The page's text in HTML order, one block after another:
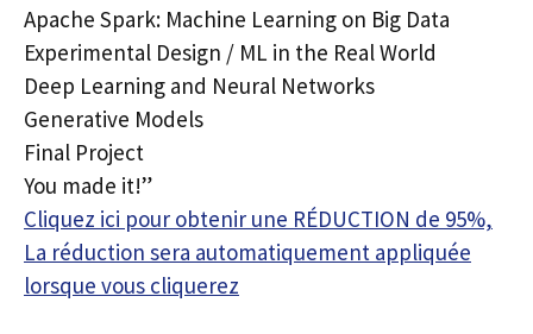
Apache Spark: Machine Learning on Big Data
Experimental Design / ML in the Real World
Deep Learning and Neural Networks
Generative Models
Final Project
You made it!”
Cliquez ici pour obtenir une RÉDUCTION de 95%,
La réduction sera automatiquement appliquée
lorsque vous cliquerez